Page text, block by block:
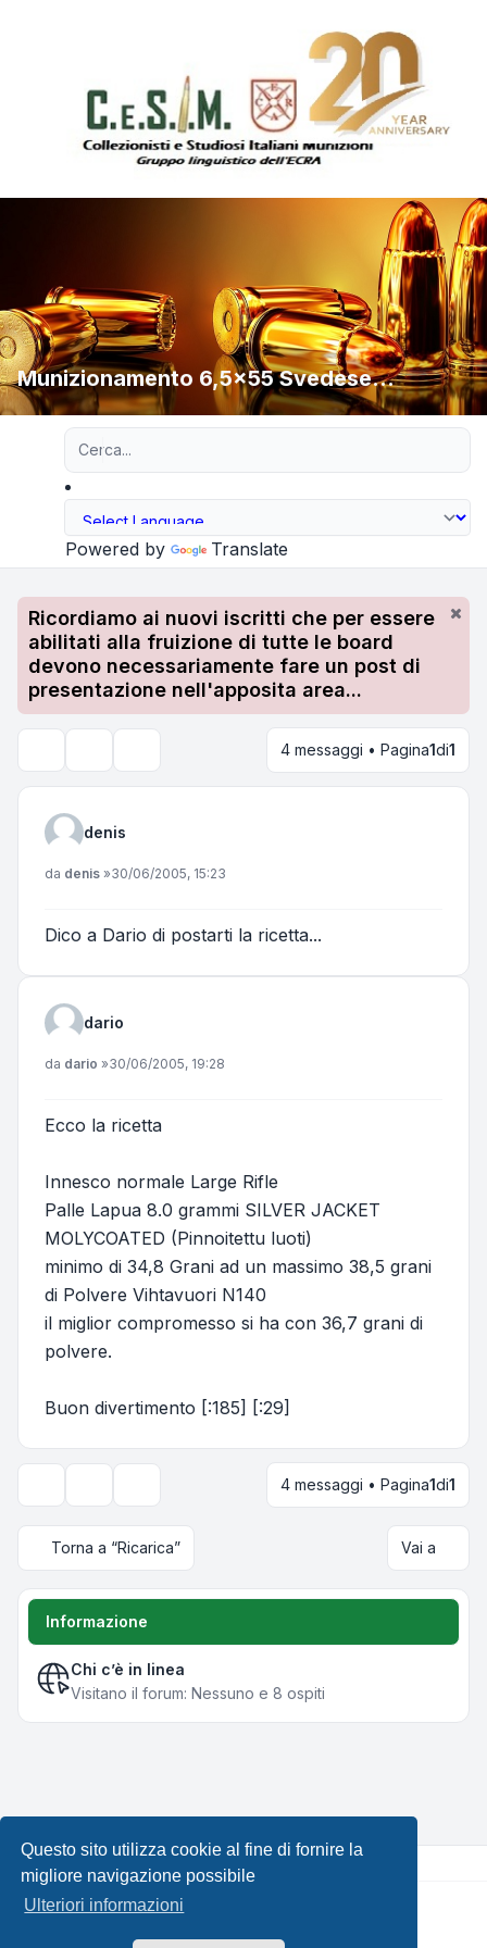
Questo sito utilizza cookie al fine di fornire la
migliore navigazione possibile
Ulteriori informazioni
Munizionamento 6,5x55 Svedese...
Powered by Translate
Ricordiamo ai nuovi iscritti che per essere
abilitati alla fruizione di tutte le board
devono necessariamente fare un post di
presentazione nell'apposita area...
4 messaggi • Pagina1di1
denis
Messaggio
da denis »30/06/2005, 15:23
Dico a Dario di postarti la ricetta...
dario
Messaggio
da dario »30/06/2005, 19:28
Ecco la ricetta
Innesco normale Large Rifle
Palle Lapua 8.0 grammi SILVER JACKET
MOLYCOATED (Pinnoitettu luoti)
minimo di 34,8 Grani ad un massimo 38,5 grani
di Polvere Vihtavuori N140
il miglior compromesso si ha con 36,7 grani di
polvere.
Buon divertimento [:185] [:29]
Opzioni di visualizzazione e ordinamento
4 messaggi • Pagina1di1
Torna a “Ricarica” Vai a
Informazione
Chi c’è in linea
Visitano il forum: Nessuno e 8 ospiti
Creato daphpBB® Forum Software © phpBB Limited •
Leenoz.com